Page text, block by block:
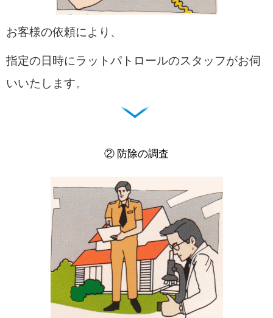
お客様の依頼により、
指定の日時にラットパトロールのスタッフがお伺
いいたします。
② 防除の調査